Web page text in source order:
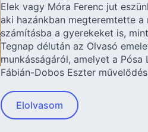
Elek vagy Móra Ferenc jut
aki hazánkban megteremtette
számításba a gyerekeket is,
Tegnap délután az Olvasó
munkásságáról, amelyet a
Fábián-Dobos Eszter
Elolvasom